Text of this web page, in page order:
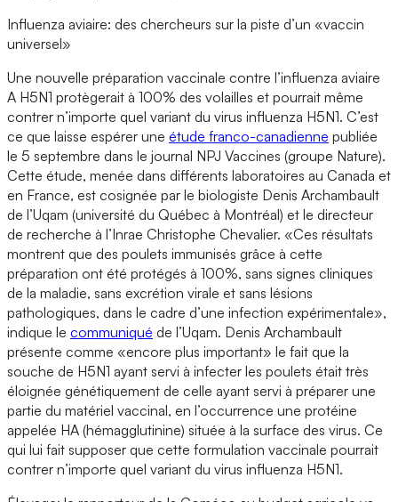
Influenza aviaire: des chercheurs sur la piste d’un «vaccin
universel»
Une nouvelle préparation vaccinale contre l’influenza aviaire
A H5N1 protègerait à 100% des volailles et pourrait même
contrer n’importe quel variant du virus influenza H5N1. C’est
ce que laisse espérer une étude franco-canadienne publiée
le 5 septembre dans le journal NPJ Vaccines (groupe Nature).
Cette étude, menée dans différents laboratoires au Canada et
en France, est cosignée par le biologiste Denis Archambault
de l’Uqam (université du Québec à Montréal) et le directeur
de recherche à l’Inrae Christophe Chevalier. «Ces résultats
montrent que des poulets immunisés grâce à cette
préparation ont été protégés à 100%, sans signes cliniques
de la maladie, sans excrétion virale et sans lésions
pathologiques, dans le cadre d’une infection expérimentale»,
indique le communiqué de l’Uqam. Denis Archambault
présente comme «encore plus important» le fait que la
souche de H5N1 ayant servi à infecter les poulets était très
éloignée génétiquement de celle ayant servi à préparer une
partie du matériel vaccinal, en l’occurrence une protéine
appelée HA (hémagglutinine) située à la surface des virus. Ce
qui lui fait supposer que cette formulation vaccinale pourrait
contrer n’importe quel variant du virus influenza H5N1.